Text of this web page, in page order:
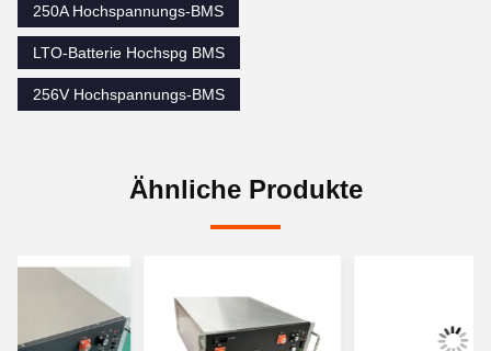
250A Hochspannungs-BMS
LTO-Batterie Hochspg BMS
256V Hochspannungs-BMS
Ähnliche Produkte